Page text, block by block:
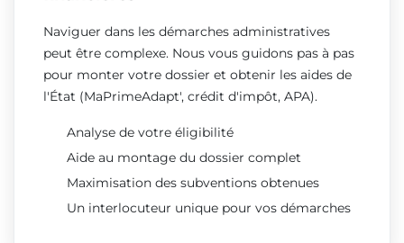
Naviguer dans les démarches administratives
peut être complexe. Nous vous guidons pas à pas
pour monter votre dossier et obtenir les aides de
l'État (MaPrimeAdapt', crédit d'impôt, APA).
Analyse de votre éligibilité
Aide au montage du dossier complet
Maximisation des subventions obtenues
Un interlocuteur unique pour vos démarches